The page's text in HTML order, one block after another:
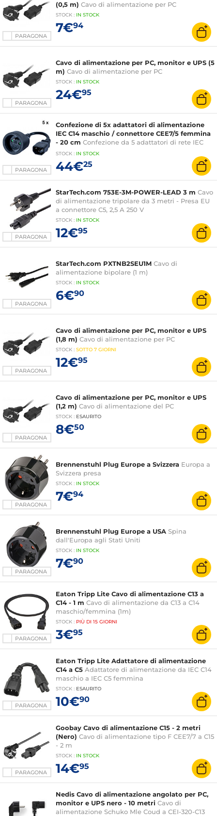
PARAGONA
(0,5 m) Cavo di alimentazione per PC
STOCK : IN STOCK
7€94
PARAGONA
Cavo di alimentazione per PC, monitor e UPS (5
m) Cavo di alimentazione per PC
STOCK : IN STOCK
24€95
PARAGONA
Confezione di 5x adattatori di alimentazione
IEC C14 maschio / connettore CEE7/5 femmina
- 20 cm Confezione da 5 adattatori di rete IEC
C14
STOCK : IN STOCK
44€25
PARAGONA
StarTech.com 753E-3M-POWER-LEAD 3 m Cavo
di alimentazione tripolare da 3 metri - Presa EU
a connettore C5, 2,5 A 250 V
STOCK : IN STOCK
12€95
PARAGONA
StarTech.com PXTNB2SEU1M Cavo di
alimentazione bipolare (1 m)
STOCK : IN STOCK
6€90
PARAGONA
Cavo di alimentazione per PC, monitor e UPS
(1,8 m) Cavo di alimentazione per PC
STOCK : SOTTO 7 GIORNI
12€95
PARAGONA
Cavo di alimentazione per PC, monitor e UPS
(1,2 m) Cavo di alimentazione del PC
STOCK : ESAURITO
8€50
PARAGONA
Brennenstuhl Plug Europe a Svizzera Europa a
Svizzera presa
STOCK : IN STOCK
7€94
PARAGONA
Brennenstuhl Plug Europe a USA Spina
dall'Europa agli Stati Uniti
STOCK : IN STOCK
7€90
PARAGONA
Eaton Tripp Lite Cavo di alimentazione C13 a
C14 - 1 m Cavo di alimentazione da C13 a C14
maschio/femmina (1m)
STOCK : PIÙ DI 15 GIORNI
3€95
PARAGONA
Eaton Tripp Lite Adattatore di alimentazione
C14 a C5 Adattatore di alimentazione da IEC C14
maschio a IEC C5 femmina
STOCK : ESAURITO
10€90
PARAGONA
Goobay Cavo di alimentazione C15 - 2 metri
(Nero) Cavo di alimentazione tipo F CEE7/7 a C15
- 2 m
STOCK : IN STOCK
14€95
Nedis Cavo di alimentazione angolato per PC,
monitor e UPS nero - 10 metri Cavo di
alimentazione Schuko Mle Coud a CEI-320-C13